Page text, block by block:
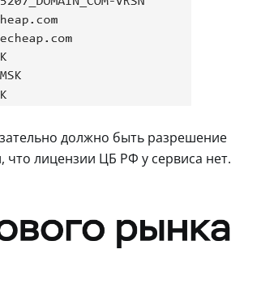
должно быть разрешение
лицензии ЦБ РФ у сервиса нет.